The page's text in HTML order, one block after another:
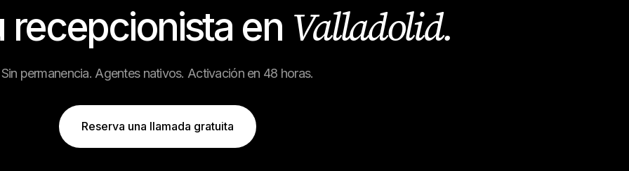
recepcionista en Valladolid.
Sin permanencia. Agentes nativos. Activación en 48 horas.
Reserva una llamada gratuita